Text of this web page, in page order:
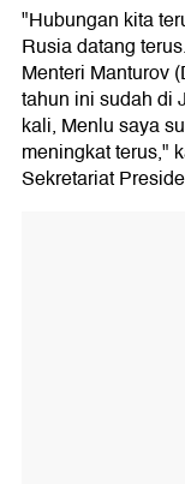
"Hubungan kita
Rusia datang
Menteri Manturov
tahun ini sudah di
kali, Menlu saya
meningkat terus,"
Sekretariat